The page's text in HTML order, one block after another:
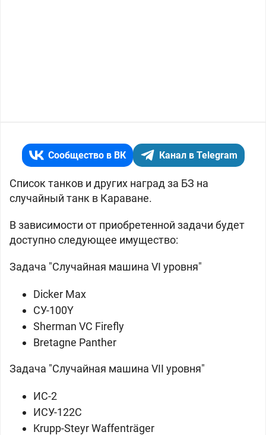
Сообщество в ВК Канал в Telegram
Список танков и других наград за БЗ на
случайный танк в Караване.
В зависимости от приобретенной задачи будет
доступно следующее имущество:
Задача "Случайная машина VI уровня"
Dicker Max
СУ-100Y
Sherman VC Firefly
Bretagne Panther
Задача "Случайная машина VII уровня"
ИС-2
ИСУ-122С
Krupp-Steyr Waffenträger